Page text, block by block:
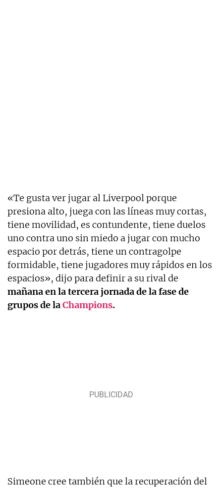
«Te gusta ver jugar al Liverpool porque
presiona alto, juega con las líneas muy cortas,
tiene movilidad, es contundente, tiene duelos
uno contra uno sin miedo a jugar con mucho
espacio por detrás, tiene un contragolpe
formidable, tiene jugadores muy rápidos en los
espacios», dijo para definir a su rival de
mañana en la tercera jornada de la fase de
grupos de laChampions.
Simeone cree también que la recuperación del